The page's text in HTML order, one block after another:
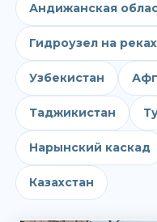
Андижанская
Гидроузел на
Узбекистан
Таджикистан
Нарынский каскад
Казахстан